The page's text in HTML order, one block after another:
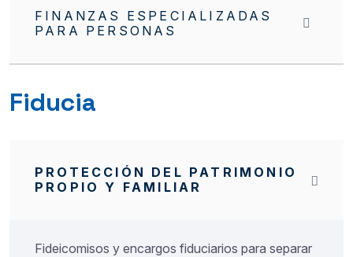
FINANZAS ESPECIALIZADAS
PARA PERSONAS
Fiducia
PROTECCIÓN DEL PATRIMONIO
PROPIO Y FAMILIAR
Fideicomisos y encargos fiduciarios para separar